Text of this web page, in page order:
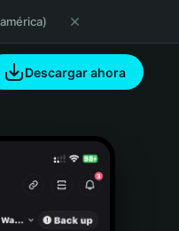
Descargar ahora